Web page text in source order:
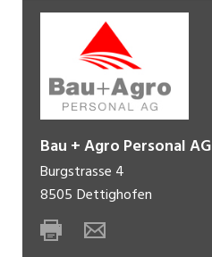
Bau + Agro Personal AG
Burgstrasse 4
8505 Dettighofen